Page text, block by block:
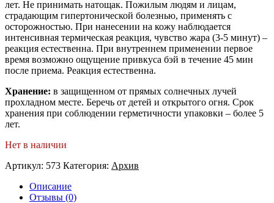
лет. Не принимать натощак. Пожилым людям и лицам,
страдающим гипертонической болезнью, применять с
осторожностью. При нанесении на кожу наблюдается
интенсивная термическая реакция, чувство жара (3-5 минут) –
реакция естественна. При внутреннем применении первое
время возможно ощущение привкуса бэй в течение 45 мин
после приема. Реакция естественна.
Хранение: в защищенном от прямых солнечных лучей
прохладном месте. Беречь от детей и открытого огня. Срок
хранения при соблюдении герметичности упаковки – более 5
лет.
Нет в наличии
Артикул: 573 Категория: Архив
Описание
Отзывы (0)